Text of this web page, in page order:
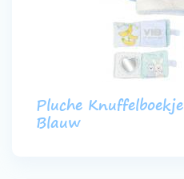
Pluche
Blauw